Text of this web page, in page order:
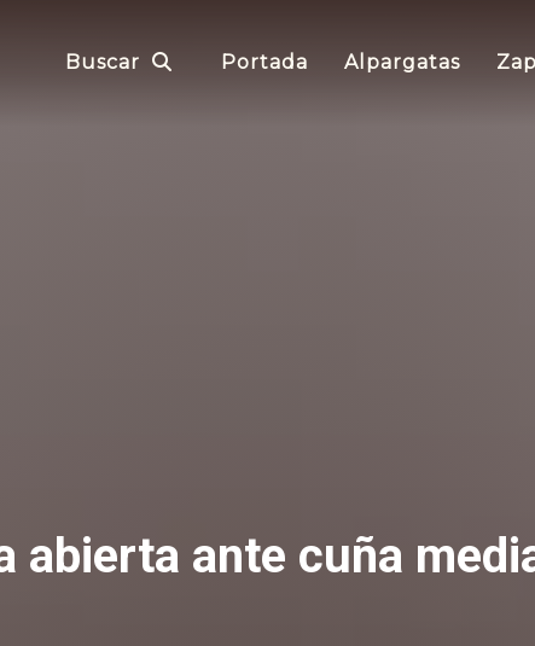
Buscar Portada Alpargatas
abierta ante cuña